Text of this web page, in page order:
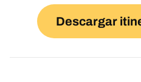
Descargar